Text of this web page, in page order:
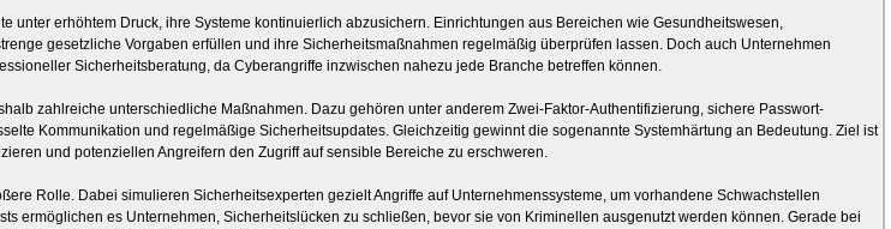
unter erhöhtem Druck, ihre Systeme kontinuierlich abzusichern. Einrichtungen aus Bereichen wie Gesundheitswesen,
gesetzliche Vorgaben erfüllen und ihre Sicherheitsmaßnahmen regelmäßig überprüfen lassen. Doch auch Unternehmen
Sicherheitsberatung, da Cyberangriffe inzwischen nahezu jede Branche betreffen können.
zahlreiche unterschiedliche Maßnahmen. Dazu gehören unter anderem Zwei-Faktor-Authentifizierung, sichere Passwort-
Kommunikation und regelmäßige Sicherheitsupdates. Gleichzeitig gewinnt die sogenannte Systemhärtung an Bedeutung. Ziel ist
und potenziellen Angreifern den Zugriff auf sensible Bereiche zu erschweren.
Rolle. Dabei simulieren Sicherheitsexperten gezielt Angriffe auf Unternehmenssysteme, um vorhandene Schwachstellen
ermöglichen es Unternehmen, Sicherheitslücken zu schließen, bevor sie von Kriminellen ausgenutzt werden können. Gerade bei